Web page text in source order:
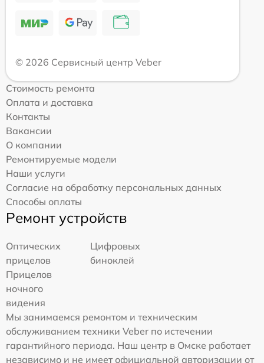
© 2026 Сервисный центр Veber
Стоимость ремонта
Оплата и доставка
Контакты
Вакансии
О компании
Ремонтируемые модели
Наши услуги
Согласие на обработку персональных данных
Способы оплаты
Ремонт устройств
Оптических
прицелов
Цифровых
биноклей
Прицелов
ночного
видения
Мы занимаемся ремонтом и техническим
обслуживанием техники Veber по истечении
гарантийного периода. Наш центр в Омске работает
независимо и не имеет официальной авторизации от